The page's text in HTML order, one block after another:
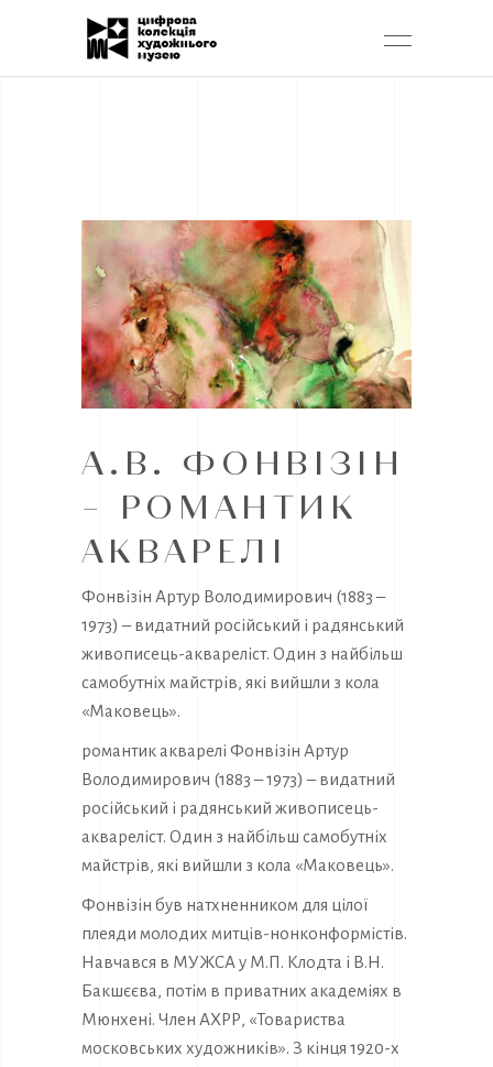
А.В. ФОНВІЗІН
– РОМАНТИК
АКВАРЕЛІ
Фонвізін Артур Володимирович (1883 –
1973) – видатний російський і радянський
живописець-аквареліст. Один з найбільш
самобутніх майстрів, які вийшли з кола
«Маковець».
романтик акварелі Фонвізін Артур
Володимирович (1883 – 1973) – видатний
російський і радянський живописець-
аквареліст. Один з найбільш самобутніх
майстрів, які вийшли з кола «Маковець».
Фонвізін був натхненником для цілої
плеяди молодих митців-нонконформістів.
Навчався в МУЖСА у М.П. Клодта і В.Н.
Бакшєєва, потім в приватних академіях в
Мюнхені. Член АХРР, «Товариства
московських художників». З кінця 1920-х